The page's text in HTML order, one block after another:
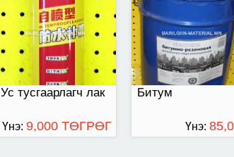
Ус тусгаарлагч лак
Үнэ: 9,000 ТӨГРӨГ
Битум
Үнэ: